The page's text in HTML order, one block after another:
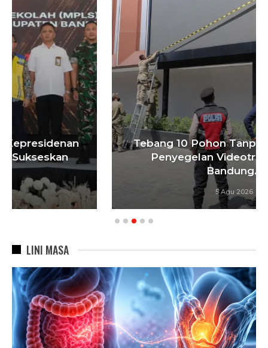
Tebang 10 Pohon Tanpa Izin Berujung
Penyegelan Videotron, Pemkot
LINI MASA